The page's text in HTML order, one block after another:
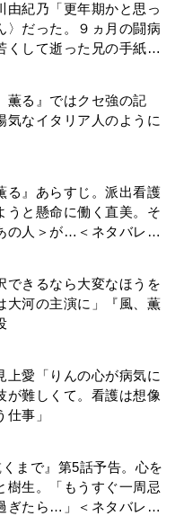
由紀乃「更年期かと思っ
〉だった。９ヵ月の闘病
くして逝った兄の手紙を
薫る』ではクセ強の記
気なイタリア人のように
る』あらすじ。派出看護
うと懸命に働く直美。そ
の人＞が…＜ネタバレあ
できるなら大変なほうを
大河の主演に」『風、薫
上愛「りんの心が病気に
が難しくて。看護は想像
事」
くまで』第5話予告。心を
樹生。「もうすぐ一周忌
ぎたら…」＜ネタバレあ